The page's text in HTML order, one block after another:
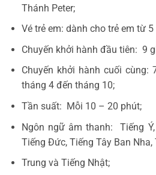
Thánh Peter;
Vé trẻ em: dành cho trẻ em từ
Chuyến khởi hành đầu tiên: 9
Chuyến khởi hành cuối cùng:
tháng 4 đến tháng 10;
Tần suất: Mỗi 10 – 20 phút;
Ngôn ngữ âm thanh: Tiếng
Tiếng Đức, Tiếng Tây Ban Nha,
Trung và Tiếng Nhật;